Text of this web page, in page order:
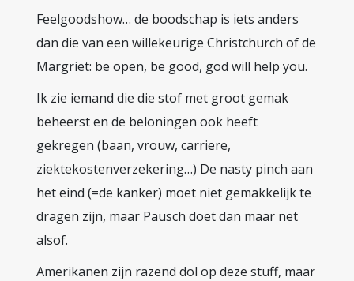
Feelgoodshow… de boodschap is iets anders
dan die van een willekeurige Christchurch of de
Margriet: be open, be good, god will help you.
Ik zie iemand die die stof met groot gemak
beheerst en de beloningen ook heeft
gekregen (baan, vrouw, carriere,
ziektekostenverzekering…) De nasty pinch aan
het eind (=de kanker) moet niet gemakkelijk te
dragen zijn, maar Pausch doet dan maar net
alsof.
Amerikanen zijn razend dol op deze stuff, maar